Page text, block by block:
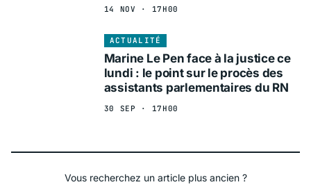
14 NOV · 17H00
ACTUALITÉ
Marine Le Pen face à la justice ce
lundi : le point sur le procès des
assistants parlementaires du RN
30 SEP · 17H00
Vous recherchez un article plus ancien ?